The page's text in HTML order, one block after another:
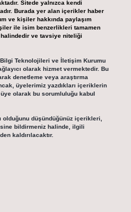
Sitede yalnızca kendi
Burada yer alan içerikler haber
ve kişiler hakkında paylaşım
ile isim benzerlikleri tamamen
ve tavsiye niteliği
Teknolojileri ve İletişim Kurumu
olarak hizmet vermektedir. Bu
denetleme veya araştırma
üyelerimiz yazdıkları içeriklerin
olarak bu sorumluluğu kabul
olduğunu düşündüğünüz içerikleri,
bildirmeniz halinde, ilgili
kaldırılacaktır.